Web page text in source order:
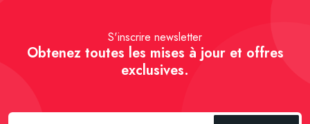
S'inscrire newsletter
Obtenez toutes les mises à jour et offres
exclusives.